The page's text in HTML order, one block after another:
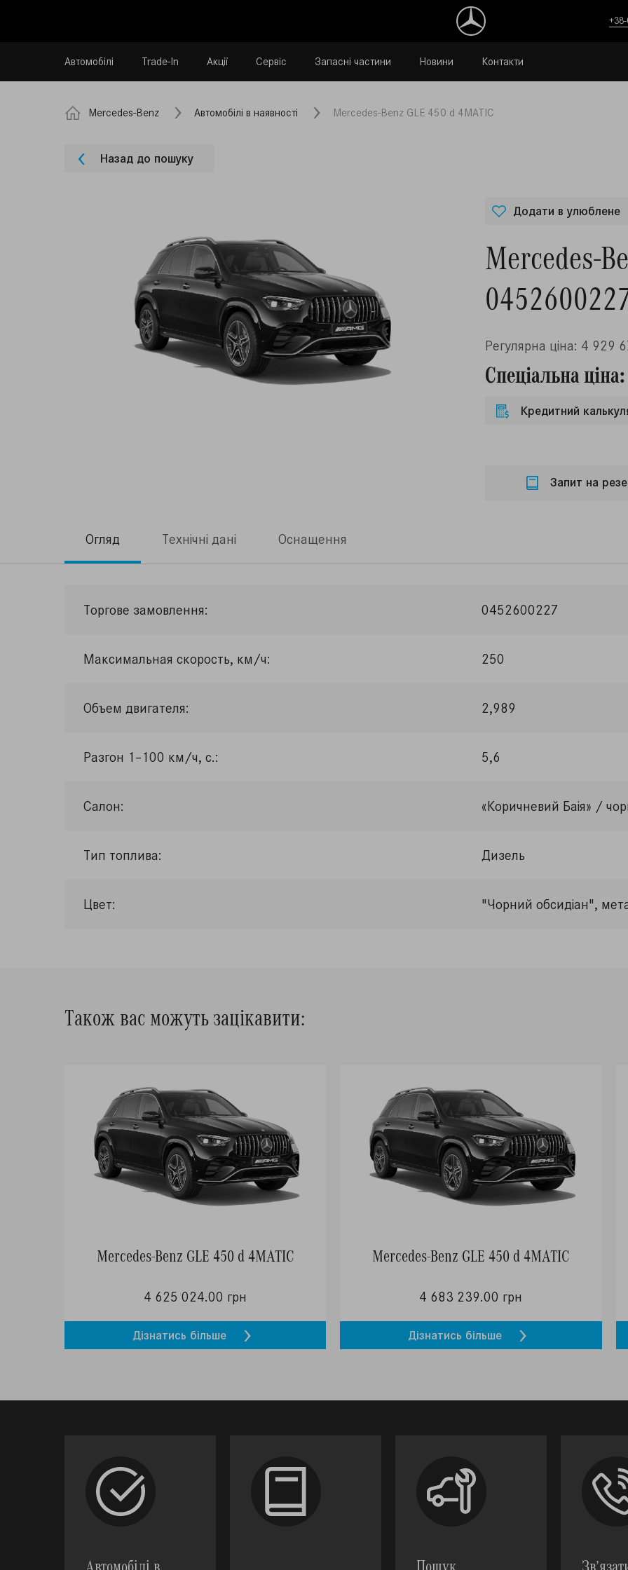
Автомобілі Trade-In Акції Сервіс Запасні частини Новини Контакти
Mercedes-Benz Автомобілі в наявності Mercedes-Benz GLE 450 d 4MATIC
Назад до пошуку
Додати в улюблене
Mercedes-
Регулярна ціна: 4 929
Спеціальна
Кредитний
Запит на
Огляд Технічні дані Оснащення
Торгове замовлення: 0452600227
Максимальная скорость, км/ч: 250
Объем двигателя: 2,989
Разгон 1–100 км/ч, с.: 5,6
Салон: «Коричневий Баія» /
Тип топлива: Дизель
Цвет: "Чорний обсидіан",
Також вас можуть зацікавити:
Mercedes-Benz GLE 450 d 4MATIC
4 625 024.00 грн
Дізнатись більше
Mercedes-Benz GLE 450 d 4MATIC
4 683 239.00 грн
Дізнатись більше
Автомобілі в Пошук